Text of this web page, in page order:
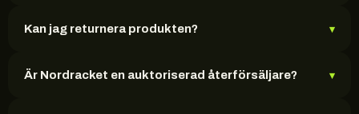
Kan jag returnera produkten? ▾
Är Nordracket en auktoriserad återförsäljare? ▾